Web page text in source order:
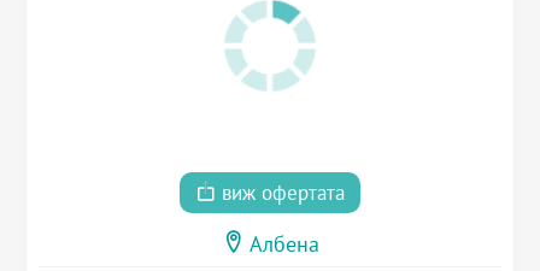
виж офертата
Албена